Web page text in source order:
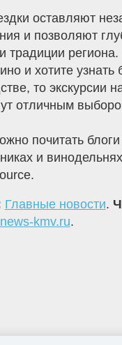
оставляют
и позволяют
и традиции
и хотите узнать
то экскурсии
отличным
почитать
и
Главные новости.
news-kmv.ru.